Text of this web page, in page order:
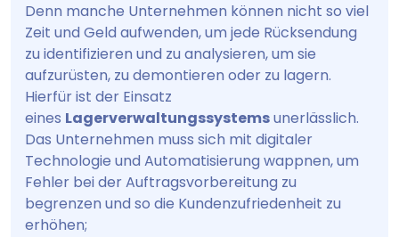
Denn manche Unternehmen können nicht so viel
Zeit und Geld aufwenden, um jede Rücksendung
zu identifizieren und zu analysieren, um sie
aufzurüsten, zu demontieren oder zu lagern.
Hierfür ist der Einsatz
eines Lagerverwaltungssystemsunerlässlich.
Das Unternehmen muss sich mit digitaler
Technologie und Automatisierung wappnen, um
Fehler bei der Auftragsvorbereitung zu
begrenzen und so die Kundenzufriedenheit zu
erhöhen;